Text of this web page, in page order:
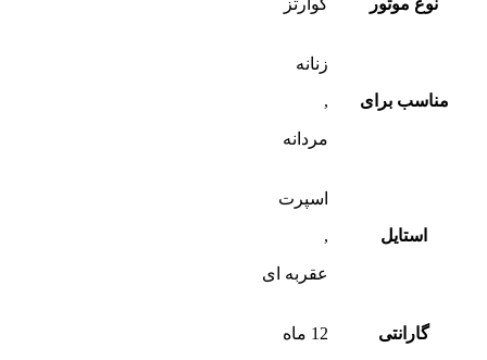
مناسب برای
زنانه
,
مردانه
استایل
اسپرت
,
عقربه ای
گارانتی 12 ماه